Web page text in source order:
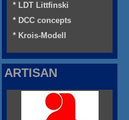
* LDT Littfinski
* DCC concepts
* Krois-Modell
ARTISAN